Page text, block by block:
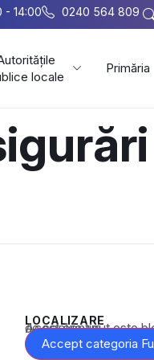
- 14:00 0240 564 809
locale
Primăria
LOCALIZARE
Acest conținut este blocat până când acceptați categoria corespunzătoare de cookie-uri.
Accept categoria